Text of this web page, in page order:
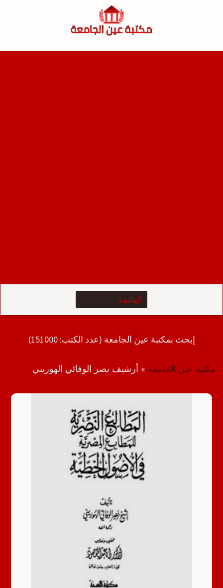
إبحث بمكتبة عين الجامعة (عدد الكتب: 151000)
مكتبة عين الجامعة » أرشيف نصر الوفائي الهوريني